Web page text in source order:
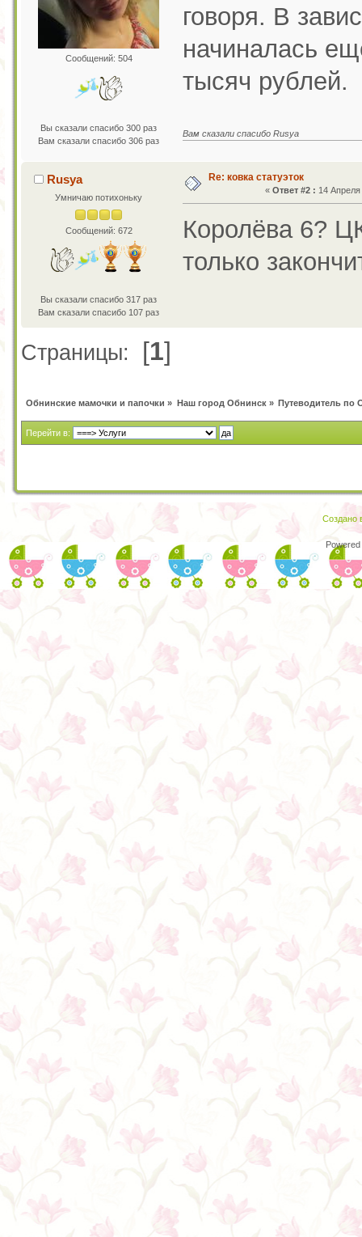
Сообщений: 504
Вы сказали спасибо 300 раз
Вам сказали спасибо 306 раз
говоря. В
начиналась
тысяч рублей.
Вам сказали спасибо Rusya
Rusya
Умничаю потихоньку
Сообщений: 672
Вы сказали спасибо 317 раз
Вам сказали спасибо 107 раз
Re: ковка статуэток
«Ответ #2 : 14
Королёва 6?
только
Страницы: [1]
Обнинские мамочки и папочки » Наш город Обнинск» Путеводитель по
Перейти в:
Создано